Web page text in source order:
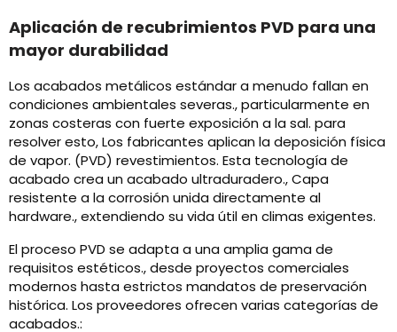
Aplicación de recubrimientos PVD para una
mayor durabilidad
Los acabados metálicos estándar a menudo fallan en
condiciones ambientales severas., particularmente en
zonas costeras con fuerte exposición a la sal. para
resolver esto, Los fabricantes aplican la deposición física
de vapor. (PVD) revestimientos. Esta tecnología de
acabado crea un acabado ultraduradero., Capa
resistente a la corrosión unida directamente al
hardware., extendiendo su vida útil en climas exigentes.
El proceso PVD se adapta a una amplia gama de
requisitos estéticos., desde proyectos comerciales
modernos hasta estrictos mandatos de preservación
histórica. Los proveedores ofrecen varias categorías de
acabados.: